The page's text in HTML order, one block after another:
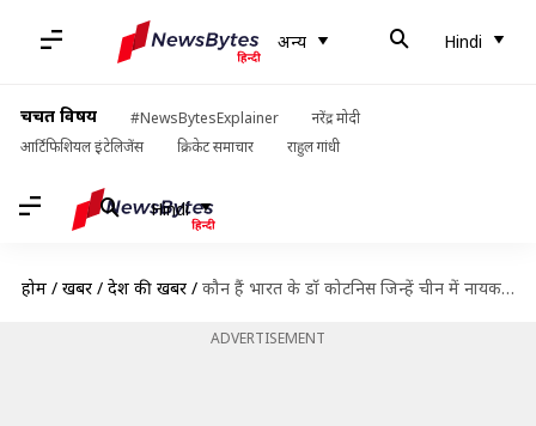
अन्य Hindi
चर्चित विषय #NewsBytesExplainer
नरेंद्र मोदी
आर्टिफिशियल इंटेलिजेंस
क्रिकेट समाचार राहुल गांधी
Hindi
होम / खबरें / देश की खबरें / कौन हैं भारत के डॉ कोटनिस जिन्हें चीन में नायक की तरह पूजा जाता है?
ADVERTISEMENT